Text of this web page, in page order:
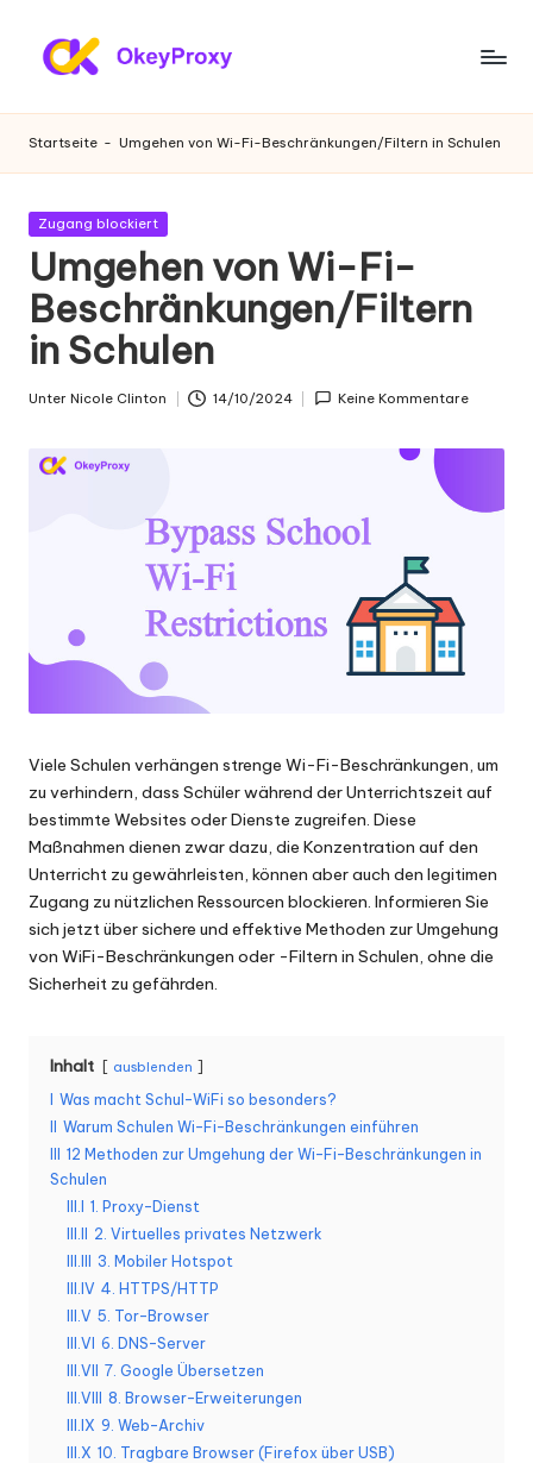
W
o
h
n
-
P
r
o
e
r
d
e
n
B
e
d
a
K
o
st
HTTP(S)/SOCKS5-
über
kostenlose
Web-
Proxys
zum
Ausprobieren,
zu
Einstellungen,
Startseite - Umgehen von Wi-Fi-Beschränkungen/Filtern in Schulen
Gepostet
Zugang blockiert
Umgehen von Wi-Fi-
Beschränkungen/Filtern
in Schulen
Unter Nicole Clinton 14/10/2024 Keine Kommentare
Viele Schulen verhängen strenge Wi-Fi-Beschränkungen, um
zu verhindern, dass Schüler während der Unterrichtszeit auf
bestimmte Websites oder Dienste zugreifen. Diese
Maßnahmen dienen zwar dazu, die Konzentration auf den
Unterricht zu gewährleisten, können aber auch den legitimen
Zugang zu nützlichen Ressourcen blockieren. Informieren Sie
sich jetzt über sichere und effektive Methoden zur Umgehung
von WiFi-Beschränkungen oder -Filtern in Schulen, ohne die
Sicherheit zu gefährden.
Inhalt ausblenden
I Was macht Schul-WiFi so besonders?
II Warum Schulen Wi-Fi-Beschränkungen einführen
III 12 Methoden zur Umgehung der Wi-Fi-Beschränkungen in
Schulen
III.I 1. Proxy-Dienst
III.II 2. Virtuelles privates Netzwerk
III.III 3. Mobiler Hotspot
III.IV 4. HTTPS/HTTP
III.V 5. Tor-Browser
III.VI 6. DNS-Server
III.VII 7. Google Übersetzen
III.VIII 8. Browser-Erweiterungen
III.IX 9. Web-Archiv
III.X 10. Tragbare Browser (Firefox über USB)